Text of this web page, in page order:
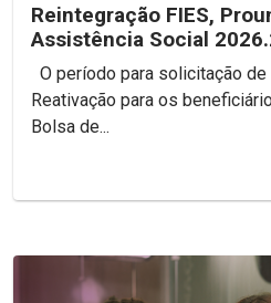
Reintegração FIES,
Assistência Social
Reativação para os
Bolsa de...